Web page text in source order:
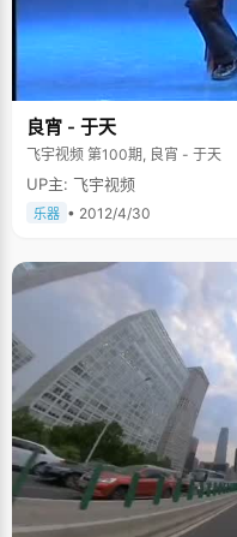
良宵 - 于天
飞宇视频 第100期, 良宵 - 于天
UP主: 飞宇视频
乐器 • 2012/4/30